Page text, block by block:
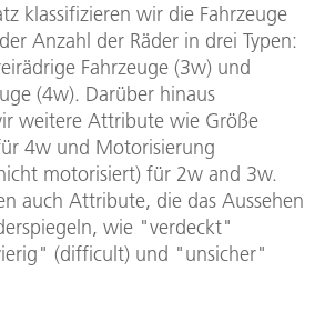
klassifizieren wir die Fahrzeuge
Anzahl der Räder in drei Typen:
Fahrzeuge (3w) und
(4w). Darüber hinaus
weitere Attribute wie Größe
4w und Motorisierung
motorisiert) für 2w and 3w.
auch Attribute, die das Aussehen
wie "verdeckt"
(difficult) und "unsicher"